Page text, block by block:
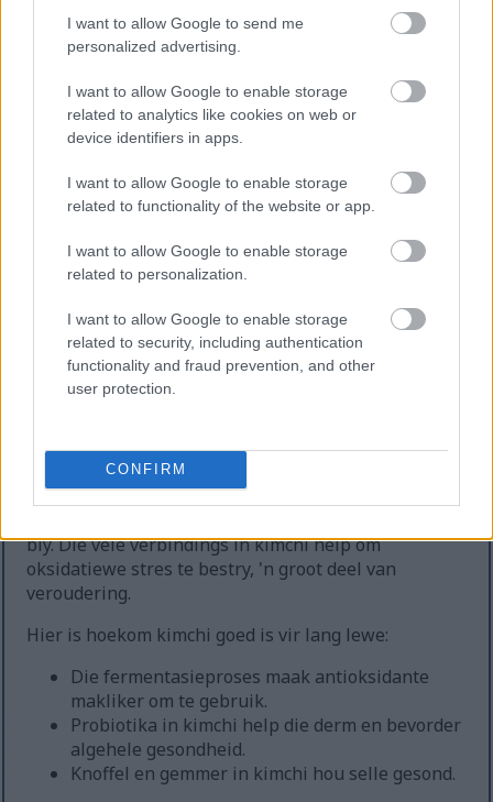
I want to allow Google to send me
personalized advertising.
I want to allow Google to enable storage
related to analytics like cookies on web or
device identifiers in apps.
I want to allow Google to enable storage
related to functionality of the website or app.
I want to allow Google to enable storage
related to personalization.
I want to allow Google to enable storage
related to security, including authentication
functionality and fraud prevention, and other
user protection.
CONFIRM
Kimchi is 'n natuurlike spysverteringshulpmiddel,
wat dit ideaal maak vir maaltye wat fokus op
spysverteringsgesondheid. Die fermentasieproses
in kimchi kweek goeie probiotika. Hierdie
probiotika help om die dermflora gebalanseerd te
Deur kimchi by jou maaltye te voeg, kan dit help met
dit ondersteun. Dit kan ook help met simptome van
prikkelbare dermsindroom (PDS). Baie mense vind
gefermenteerde voedsel soos kimchi.
Potensiële anti-veroudering
Navorsing toon dat kimchi anti-verouderingseffekte
bly. Die vele verbindings in kimchi help om
oksidatiewe stres te bestry, 'n groot deel van
veroudering.
Hier is hoekom kimchi goed is vir lang lewe:
Die fermentasieproses maak antioksidante
makliker om te gebruik.
Probiotika in kimchi help die derm en bevorder
algehele gesondheid.
Knoffel en gemmer in kimchi hou selle gesond.